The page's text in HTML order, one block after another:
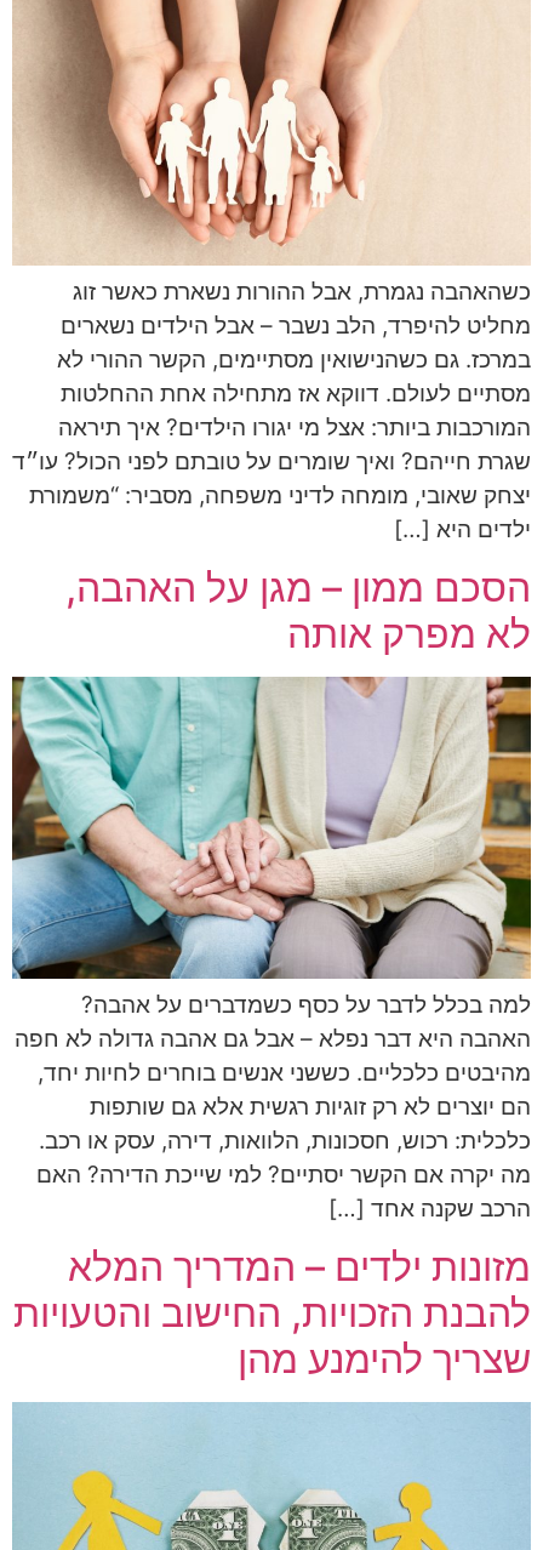
כשהאהבה נגמרת, אבל ההורות נשארת כאשר זוג
מחליט להיפרד, הלב נשבר – אבל הילדים נשארים
במרכז. גם כשהנישואין מסתיימים, הקשר ההורי לא
מסתיים לעולם. דווקא אז מתחילה אחת ההחלטות
המורכבות ביותר: אצל מי יגורו הילדים? איך תיראה
שגרת חייהם? ואיך שומרים על טובתם לפני הכול? עו״ד
יצחק שאובי, מומחה לדיני משפחה, מסביר: “משמורת
ילדים היא […]
הסכם ממון – מגן על האהבה,
לא מפרק אותה
למה בכלל לדבר על כסף כשמדברים על אהבה?
האהבה היא דבר נפלא – אבל גם אהבה גדולה לא חפה
מהיבטים כלכליים. כששני אנשים בוחרים לחיות יחד,
הם יוצרים לא רק זוגיות רגשית אלא גם שותפות
כלכלית: רכוש, חסכונות, הלוואות, דירה, עסק או רכב.
מה יקרה אם הקשר יסתיים? למי שייכת הדירה? האם
הרכב שקנה אחד […]
מזונות ילדים – המדריך המלא
להבנת הזכויות, החישוב והטעויות
שצריך להימנע מהן